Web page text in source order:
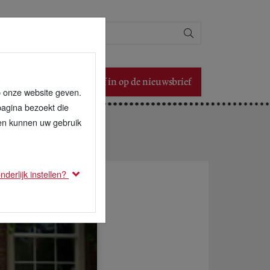
Schrijf in op de nieuwsbrief
website geven.
bezoekt die
kunnen uw gebruik
instellen?